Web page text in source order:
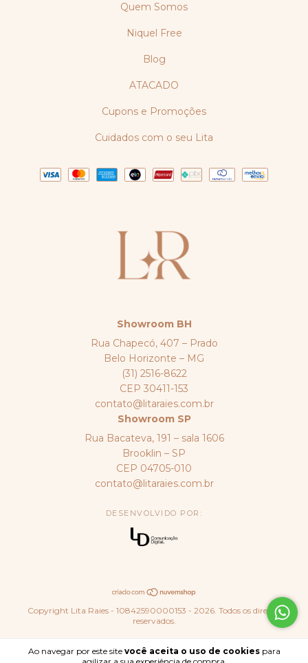
Ao navegar por este site você aceita o uso de cookiespara
Quem Somos
Niquel Free
Blog
ATACADO
Cupons e Promoções
Cuidados com o seu Lita
Showroom BH
Rua Chapecó, 407 – Prado
Belo Horizonte – MG
(31) 2516-8622
CEP 30411-153
contato@litaraies.com.br
Showroom SP
Rua Bacateva, 191 – sala 1606
Brooklin – SP
CEP 04705-010
contato@litaraies.com.br
DESENVOLVIDO POR:
Copyright Lita Raies - 10842590000153 - 2026. Todos os direitos
reservados.